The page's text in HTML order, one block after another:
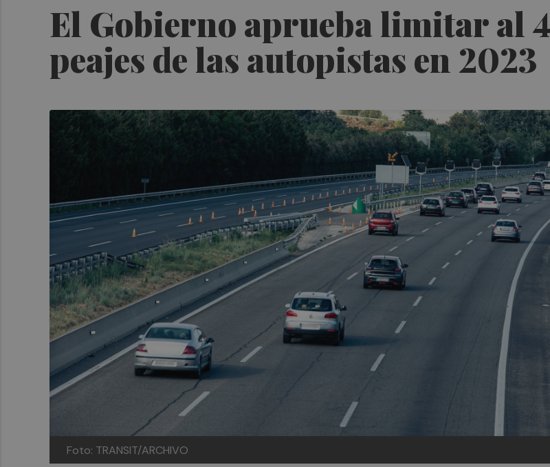
El Gobierno aprueba limitar al
peajes de las autopistas en 2023
Foto: TRANSIT/ARCHIVO